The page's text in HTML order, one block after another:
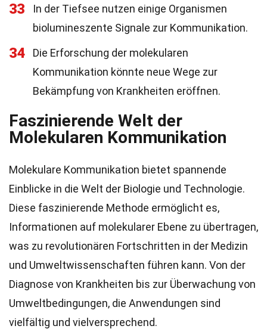
33
In der Tiefsee nutzen einige Organismen
biolumineszente Signale zur Kommunikation.
34
Die Erforschung der molekularen
Kommunikation könnte neue Wege zur
Bekämpfung von Krankheiten eröffnen.
Faszinierende Welt der
Molekularen Kommunikation
Molekulare Kommunikation bietet spannende
Einblicke in die Welt der Biologie und Technologie.
Diese faszinierende Methode ermöglicht es,
Informationen auf molekularer Ebene zu übertragen,
was zu revolutionären Fortschritten in der Medizin
und Umweltwissenschaften führen kann. Von der
Diagnose von Krankheiten bis zur Überwachung von
Umweltbedingungen, die Anwendungen sind
vielfältig und vielversprechend.